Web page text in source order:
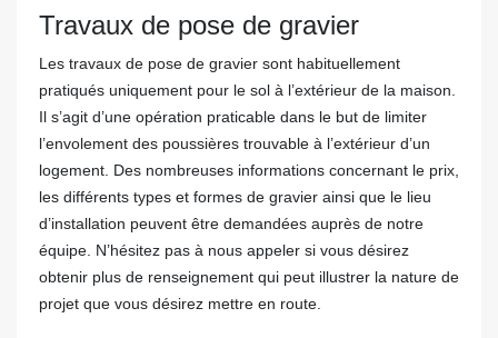
Travaux de pose de gravier
Les travaux de pose de gravier sont habituellement
pratiqués uniquement pour le sol à l’extérieur de la maison.
Il s’agit d’une opération praticable dans le but de limiter
l’envolement des poussières trouvable à l’extérieur d’un
logement. Des nombreuses informations concernant le prix,
les différents types et formes de gravier ainsi que le lieu
d’installation peuvent être demandées auprès de notre
équipe. N’hésitez pas à nous appeler si vous désirez
obtenir plus de renseignement qui peut illustrer la nature de
projet que vous désirez mettre en route.